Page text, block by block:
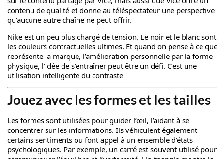
contenu de qualité et donne au téléspectateur une perspective
qu’aucune autre chaîne ne peut offrir.
Nike est un peu plus chargé de tension. Le noir et le blanc sont
les couleurs contractuelles ultimes. Et quand on pense à ce que
représente la marque, l’amélioration personnelle par la forme
physique, l’idée de s’entraîner peut être un défi. C’est une
utilisation intelligente du contraste.
Jouez avec les formes et les tailles
Les formes sont utilisées pour guider l’œil, l’aidant à se
concentrer sur les informations. Ils véhiculent également
certains sentiments ou font appel à un ensemble d’états
psychologiques. Par exemple, un carré est souvent utilisé pour